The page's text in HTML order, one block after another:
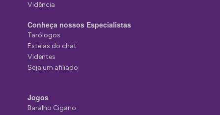
Vidência
Conheça nossos Especialistas
Tarólogos
Estelas do chat
Videntes
Seja um afiliado
Jogos
Baralho Cigano